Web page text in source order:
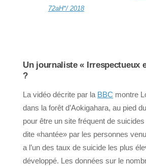
72aH*/ 2018
Un journaliste « Irrespectueux
?
La vidéo décrite par la BBC montre
dans la forêt d’Aokigahara, au pied
pour être un site fréquent de
dite «hantée» par les personnes
a l’un des taux de suicide les plus
développé. Les données sur le